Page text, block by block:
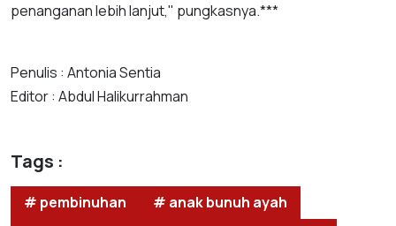
penanganan lebih lanjut," pungkasnya.***
Penulis : Antonia Sentia
Editor : Abdul Halikurrahman
Tags :
# pembinuhan
# anak bunuh ayah